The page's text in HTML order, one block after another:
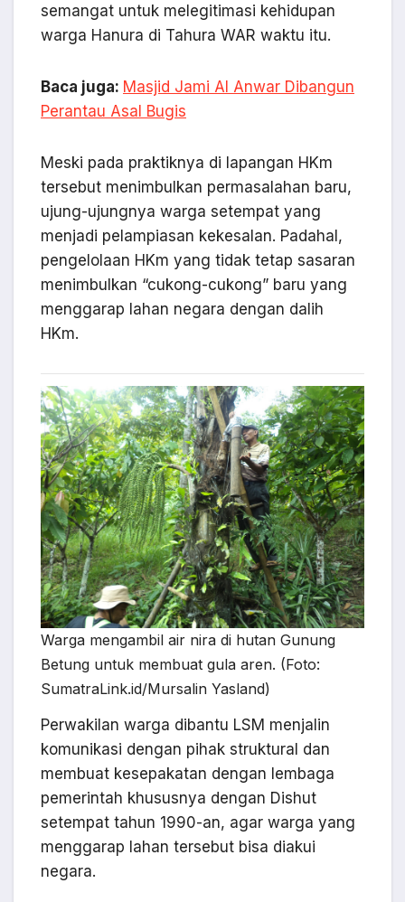
semangat untuk melegitimasi kehidupan
warga Hanura di Tahura WAR waktu itu.
Baca juga: Masjid Jami Al Anwar Dibangun
Perantau Asal Bugis
Meski pada praktiknya di lapangan HKm
tersebut menimbulkan permasalahan baru,
ujung-ujungnya warga setempat yang
menjadi pelampiasan kekesalan. Padahal,
pengelolaan HKm yang tidak tetap sasaran
menimbulkan “cukong-cukong” baru yang
menggarap lahan negara dengan dalih
HKm.
Warga mengambil air nira di hutan Gunung
Betung untuk membuat gula aren. (Foto:
SumatraLink.id/Mursalin Yasland)
Perwakilan warga dibantu LSM menjalin
komunikasi dengan pihak struktural dan
membuat kesepakatan dengan lembaga
pemerintah khususnya dengan Dishut
setempat tahun 1990-an, agar warga yang
menggarap lahan tersebut bisa diakui
negara.